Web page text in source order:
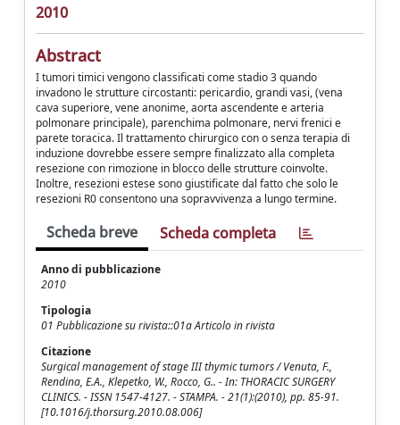
2010
Abstract
I tumori timici vengono classificati come stadio 3 quando
invadono le strutture circostanti: pericardio, grandi vasi, (vena
cava superiore, vene anonime, aorta ascendente e arteria
polmonare principale), parenchima polmonare, nervi frenici e
parete toracica. Il trattamento chirurgico con o senza terapia di
induzione dovrebbe essere sempre finalizzato alla completa
resezione con rimozione in blocco delle strutture coinvolte.
Inoltre, resezioni estese sono giustificate dal fatto che solo le
resezioni R0 consentono una sopravvivenza a lungo termine.
Scheda breve Scheda completa
Anno di pubblicazione
2010
Tipologia
01 Pubblicazione su rivista::01a Articolo in rivista
Citazione
Surgical management of stage III thymic tumors / Venuta, F.,
Rendina, E.A., Klepetko, W., Rocco, G.. - In: THORACIC SURGERY
CLINICS. - ISSN 1547-4127. - STAMPA. - 21(1):(2010), pp. 85-91.
[10.1016/j.thorsurg.2010.08.006]